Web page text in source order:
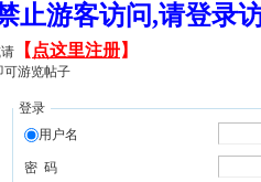
止游客访问,请登
【 点这里注册】
可游览帖子
登录
用户名
密 码